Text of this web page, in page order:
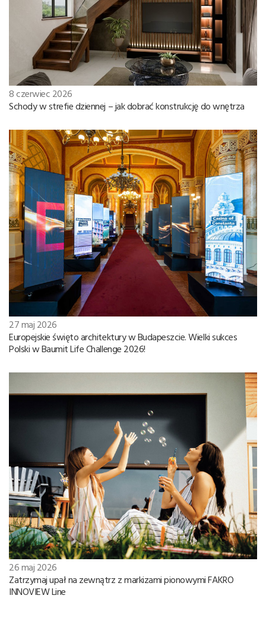
8 czerwiec 2026
Schody w strefie dziennej – jak dobrać konstrukcję do wnętrza
27 maj 2026
Europejskie święto architektury w Budapeszcie. Wielki sukces
Polski w Baumit Life Challenge 2026!
26 maj 2026
Zatrzymaj upał na zewnątrz z markizami pionowymi FAKRO
INNOVIEW Line